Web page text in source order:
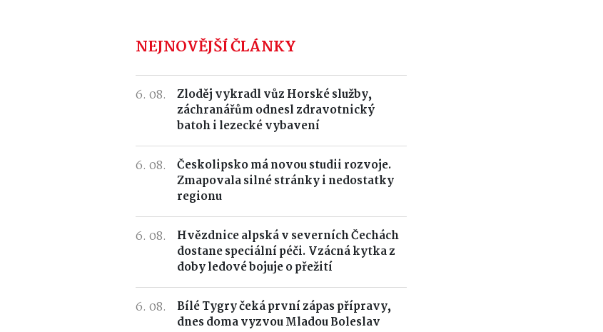
NEJNOVĚJŠÍ ČLÁNKY
6. 08.
Zloděj vykradl vůz Horské služby,
záchranářům odnesl zdravotnický
batoh i lezecké vybavení
6. 08.
Českolipsko má novou studii rozvoje.
Zmapovala silné stránky i nedostatky
regionu
6. 08.
Hvězdnice alpská v severních Čechách
dostane speciální péči. Vzácná kytka z
doby ledové bojuje o přežití
6. 08.
Bílé Tygry čeká první zápas přípravy,
dnes doma vyzvou Mladou Boleslav